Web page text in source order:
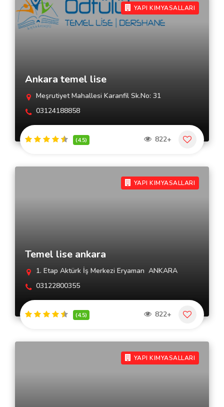
YAPI KIMYASALLARI
Ankara temel lise
Meşrutiyet Mahallesi Karanfil Sk.No: 31
03124188858
(4.5) 822+
YAPI KIMYASALLARI
Temel lise ankara
1. Etap Aktürk İş Merkezi Eryaman  ANKARA
03122800355
(4.5) 822+
YAPI KIMYASALLARI